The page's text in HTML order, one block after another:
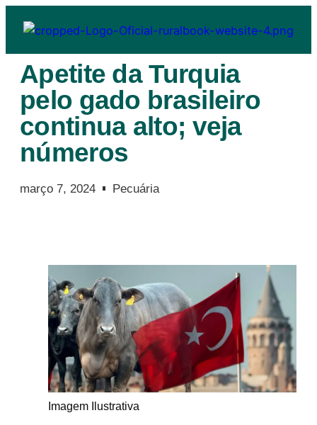
Apetite da Turquia
pelo gado brasileiro
continua alto; veja
números
março 7, 2024 Pecuária
Imagem Ilustrativa